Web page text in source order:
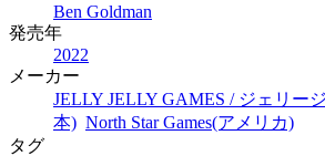
Ben Goldman
発売年
2022
メーカー
JELLY JELLY GAMES / ジェリー
本) North Star Games(アメリカ)
タグ